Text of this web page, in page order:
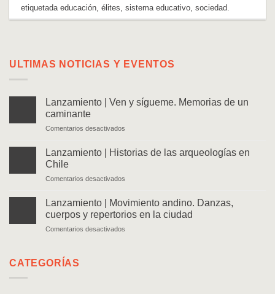
ULTIMAS NOTICIAS Y EVENTOS
Lanzamiento | Ven y sígueme. Memorias de un
caminante
Comentarios desactivados
|
de
un
Lanzamiento | Historias de las arqueologías en
Chile
Comentarios desactivados
Historias
de
Lanzamiento | Movimiento andino. Danzas,
cuerpos y repertorios en la ciudad
Comentarios desactivados
CATEGORÍAS
etiquetadaeducación ,élites ,sistema educativo ,sociedad